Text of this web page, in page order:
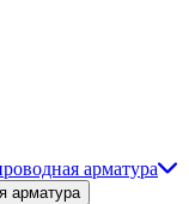
арматура
арматура